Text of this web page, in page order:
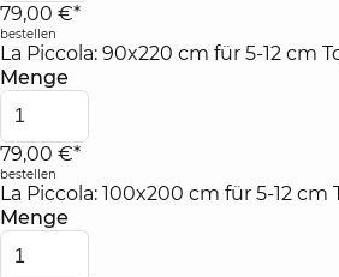
79,00 €*
bestellen
La Piccola: 90x220 cm für 5-12 cm
Menge
79,00 €*
bestellen
La Piccola: 100x200 cm für 5-12 cm
Menge